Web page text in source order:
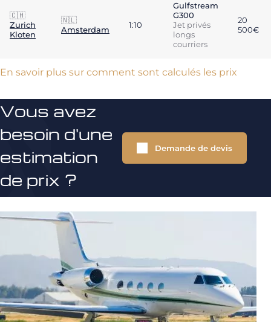
🇨🇭
Zurich
Kloten
🇳🇱
Amsterdam
1:10
Gulfstream
G300
Jet privés
longs
courriers
20
500€
En savoir plus sur comment sont calculés les prix
Vous avez
besoin d'une
estimation
de prix ?
Demande de devis